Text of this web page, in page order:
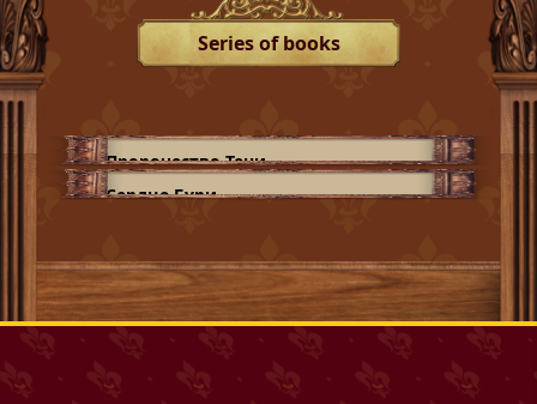
Series of books
Пророчество Тени
Сердце Бури